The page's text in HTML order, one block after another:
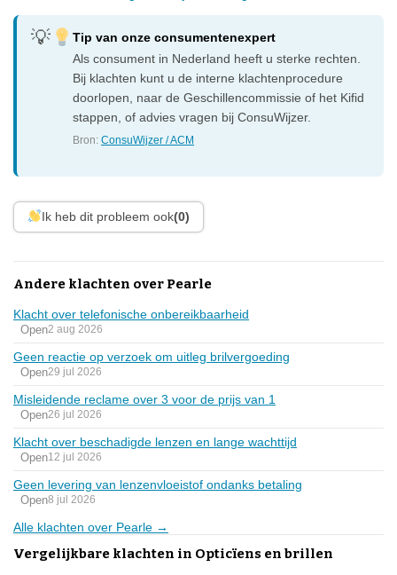
Tip van onze consumentenexpert
Als consument in Nederland heeft u sterke rechten.
Bij klachten kunt u de interne klachtenprocedure
doorlopen, naar de Geschillencommissie of het Kifid
stappen, of advies vragen bij ConsuWijzer.
Bron:ConsuWijzer / ACM
Ik heb dit probleem ook(0)
Andere klachten over Pearle
Klacht over telefonische onbereikbaarheid
Open2 aug 2026
Geen reactie op verzoek om uitleg brilvergoeding
Open29 jul 2026
Misleidende reclame over 3 voor de prijs van 1
Open26 jul 2026
Klacht over beschadigde lenzen en lange wachttijd
Open12 jul 2026
Geen levering van lenzenvloeistof ondanks betaling
Open8 jul 2026
Alle klachten over Pearle →
Vergelijkbare klachten in Opticïens en brillen